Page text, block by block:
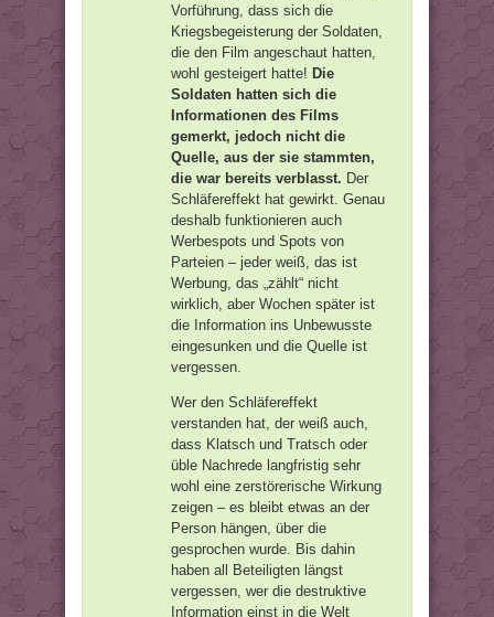
Vorführung, dass sich die
Kriegsbegeisterung der Soldaten,
die den Film angeschaut hatten,
wohl gesteigert hatte! Die
Soldaten hatten sich die
Informationen des Films
gemerkt, jedoch nicht die
Quelle, aus der sie stammten,
die war bereits verblasst. Der
Schläfereffekt hat gewirkt. Genau
deshalb funktionieren auch
Werbespots und Spots von
Parteien – jeder weiß, das ist
Werbung, das „zählt“ nicht
wirklich, aber Wochen später ist
die Information ins Unbewusste
eingesunken und die Quelle ist
vergessen.
Wer den Schläfereffekt
verstanden hat, der weiß auch,
dass Klatsch und Tratsch oder
üble Nachrede langfristig sehr
wohl eine zerstörerische Wirkung
zeigen – es bleibt etwas an der
Person hängen, über die
gesprochen wurde. Bis dahin
haben all Beteiligten längst
vergessen, wer die destruktive
Information einst in die Welt